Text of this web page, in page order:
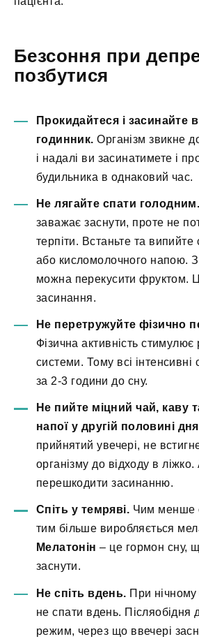
Безсоння при
позбутися
Прокидайтеся і засинайте
годинник. Організм звикне
і надалі ви засинатимете і
будильника в однаковий час.
Не лягайте спати голодним.
заважає заснути, проте не
терпіти. Встаньте та випийте
або кисломолочного напою.
можна перекусити фруктом.
засинання.
Не перетружуйте фізично
Фізична активність стимулює
системи. Тому всі інтенсивні
за 2-3 години до сну.
Не пийте міцний чай, каву
напої у другій половині
прийнятий увечері, не
організму до відходу в
перешкодити засинанню.
Спіть у темряві.Чим менше
тим більше виробляється
Мелатонін – це гормон сну,
заснути.
Не спіть вдень. При
не спати вдень. Післяобідня
режим, через що ввечері